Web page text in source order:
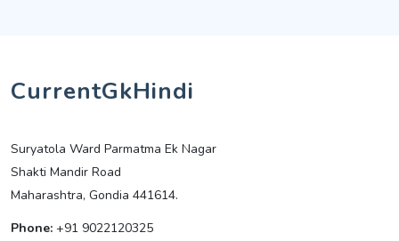
CurrentGkHindi
Suryatola Ward Parmatma Ek Nagar
Shakti Mandir Road
Maharashtra, Gondia 441614.
Phone: +91 9022120325